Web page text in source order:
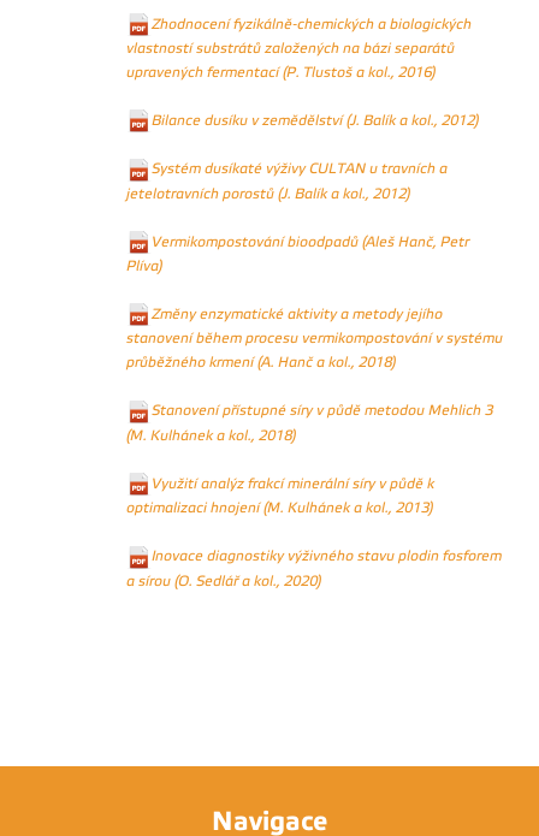
Zhodnocení fyzikálně‐chemických a biologických
vlastností substrátů založených na bázi separátů
upravených fermentací (P. Tlustoš a kol., 2016)
Bilance dusíku v zemědělství (J. Balík a kol., 2012)
Systém dusíkaté výživy CULTAN u travních a
jetelotravních porostů (J. Balík a kol., 2012)
Vermikompostování bioodpadů (Aleš Hanč, Petr
Plíva)
Změny enzymatické aktivity a metody jejího
stanovení během procesu vermikompostování v systému
průběžného krmení (A. Hanč a kol., 2018)
Stanovení přístupné síry v půdě metodou Mehlich 3
(M. Kulhánek a kol., 2018)
Využití analýz frakcí minerální síry v půdě k
optimalizaci hnojení (M. Kulhánek a kol., 2013)
Inovace diagnostiky výživného stavu plodin fosforem
a sírou (O. Sedlář a kol., 2020)
Navigace